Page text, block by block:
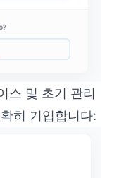
스 및 초기 관리
히 기입합니다: